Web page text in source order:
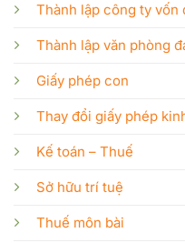
Thành lập công ty vốn
Thành lập văn phòng
Giấy phép con
Thay đổi giấy phép
Kế toán – Thuế
Sở hữu trí tuệ
Thuế môn bài